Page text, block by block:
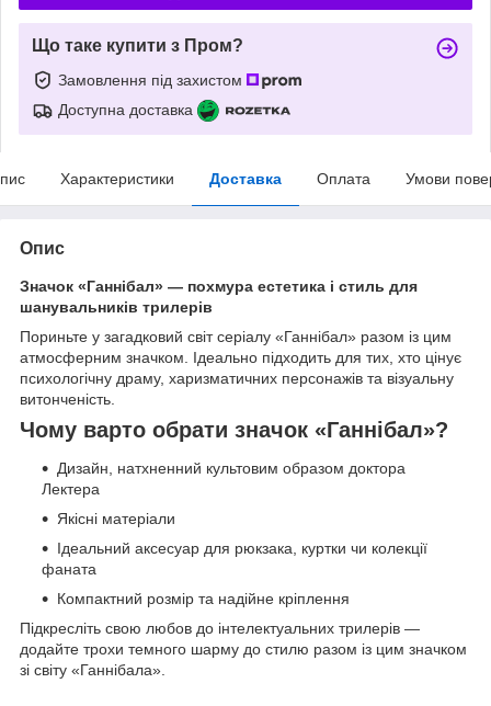
Що таке купити з Пром?
Замовлення під захистом
Доступна доставка
Характеристики Доставка Оплата Умови
Опис
Значок «Ганнібал» — похмура естетика і стиль для
шанувальників трилерів
Пориньте у загадковий світ серіалу «Ганнібал» разом із цим
атмосферним значком. Ідеально підходить для тих, хто цінує
психологічну драму, харизматичних персонажів та візуальну
витонченість.
Чому варто обрати значок «Ганнібал»?
Дизайн, натхненний культовим образом доктора
Лектера
Якісні матеріали
Ідеальний аксесуар для рюкзака, куртки чи колекції
фаната
Компактний розмір та надійне кріплення
Підкресліть свою любов до інтелектуальних трилерів —
додайте трохи темного шарму до стилю разом із цим значком
зі світу «Ганнібала».